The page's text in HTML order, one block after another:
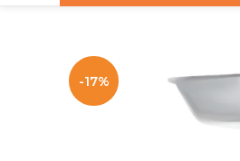
-17%